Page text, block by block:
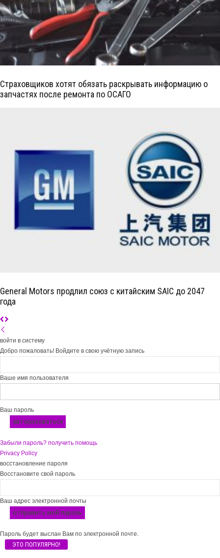
Страховщиков хотят обязать раскрывать информацию о
запчастях после ремонта по ОСАГО
General Motors продлил союз с китайским SAIC до 2047
года
войти в систему
Добро пожаловать! Войдите в свою учётную запись
Ваше имя пользователя
Ваш пароль
Забыли пароль? получить помощь
Privacy Policy
восстановление пароля
Восстановите свой пароль
Ваш адрес электронной почты
Пароль будет выслан Вам по электронной почте.
ЭТО ПОПУЛЯРНО!